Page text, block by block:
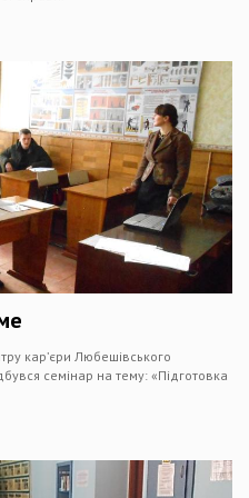
кар’єри Любешівського
семінар на тему: «Підготовка